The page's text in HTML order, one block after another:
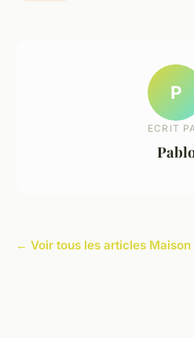
P
ECRIT
← Voir tous les articles Maison